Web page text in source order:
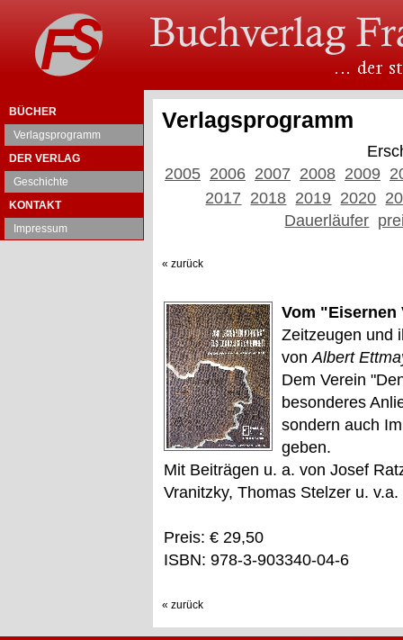
BÜCHER
Verlagsprogramm
DER VERLAG
Geschichte
KONTAKT
Impressum
Verlagsprogramm
2005 2006 2007 2008 2009
2017 2018 2019 2020
Dauerläufer
« zurück
Vom "Eisernen
Zeitzeugen und
vonAlbert
Dem Verein
besonderes
sondern auch
geben.
Mit Beiträgen u. a. von Josef
Vranitzky, Thomas Stelzer u. v.a.
Preis: € 29,50
ISBN: 978-3-903340-04-6
« zurück